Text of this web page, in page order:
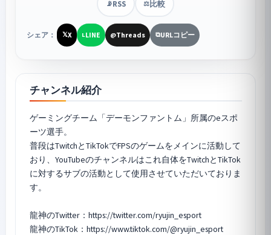
📡RSS ⚖️比較
シェア： 𝕏X LLINE @Threads ⧉URLコピー
チャンネル紹介
ゲーミングチーム「デーモンファントム」所属のeスポ
ーツ選手。
普段はTwitchとTikTokでFPSのゲームをメインに活動して
おり、YouTubeのチャンネルはこれ自体をTwitchとTikTok
に対するサブの活動として使用させていただいておりま
す。
龍神のTwitter：https://twitter.com/ryujin_esport
龍神のTikTok：https://www.tiktok.com/@ryujin_esport